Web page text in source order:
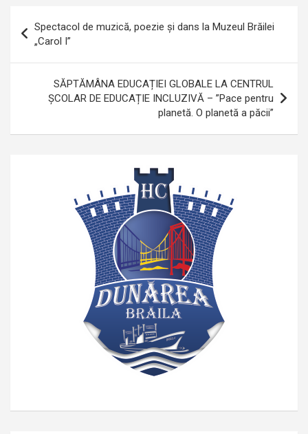
în
articole
Spectacol de muzică, poezie și dans la Muzeul Brăilei
„Carol I”
SĂPTĂMÂNA EDUCAȚIEI GLOBALE LA CENTRUL
ȘCOLAR DE EDUCAȚIE INCLUZIVĂ – ”Pace pentru
planetă. O planetă a păcii”